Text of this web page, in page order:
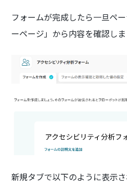
フォームが完成したら一旦ペ
ーページ」から内容を確認しま
新規タブで以下のように表示さ